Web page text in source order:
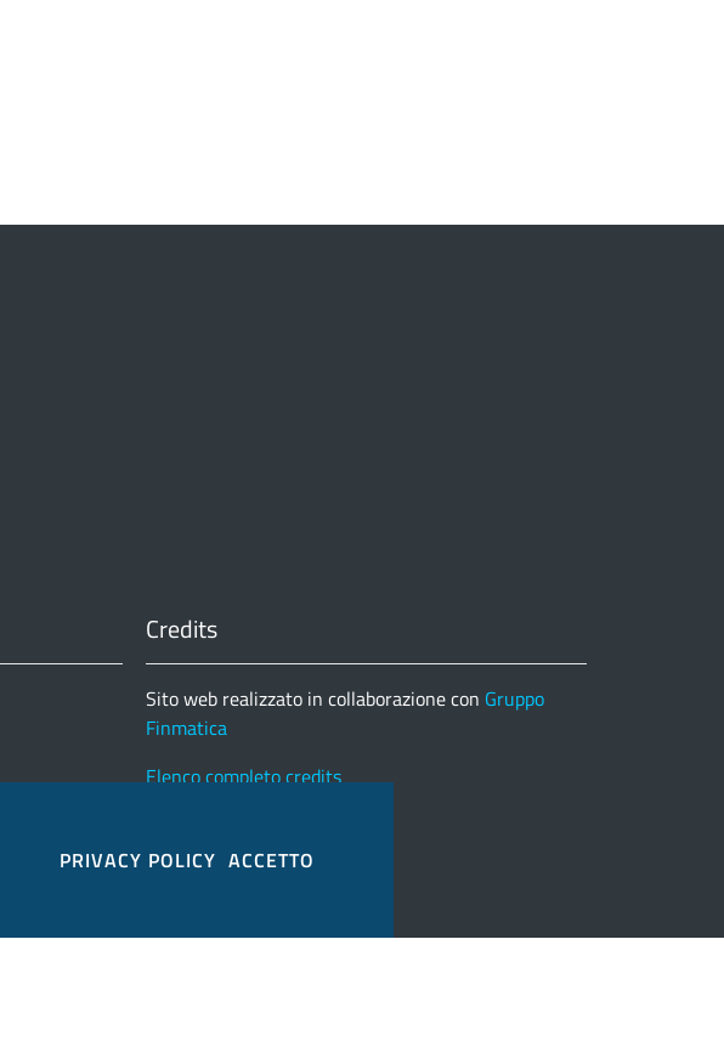
Credits
Sito web realizzato in collaborazione con Gruppo
Finmatica
Elenco completo credits
PRIVACY POLICY ACCETTO